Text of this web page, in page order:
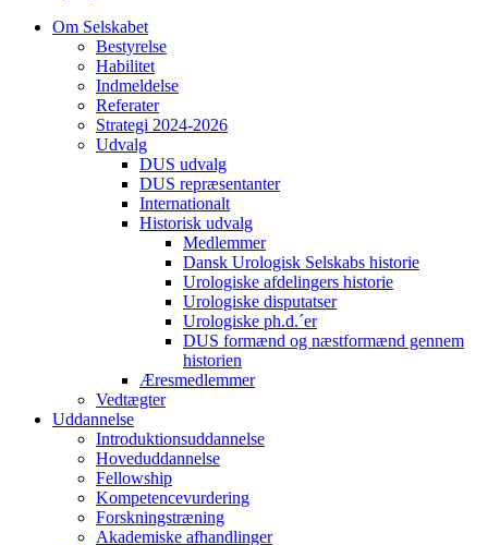
Om Selskabet
Bestyrelse
Habilitet
Indmeldelse
Referater
Strategi 2024-2026
Udvalg
DUS udvalg
DUS repræsentanter
Internationalt
Historisk udvalg
Medlemmer
Dansk Urologisk Selskabs historie
Urologiske afdelingers historie
Urologiske disputatser
Urologiske ph.d.´er
DUS formænd og næstformænd gennem
historien
Æresmedlemmer
Vedtægter
Uddannelse
Introduktionsuddannelse
Hoveduddannelse
Fellowship
Kompetencevurdering
Forskningstræning
Akademiske afhandlinger